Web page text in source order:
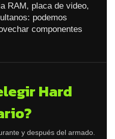
RAM, placa de video,
podemos
componentes
Hard
y después del armado.